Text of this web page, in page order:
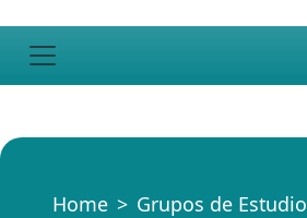
Home Grupos de Estudio